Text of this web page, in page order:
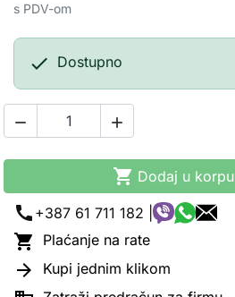
s PDV-om
 Dostupno
 
 Dodaj u korpu
call +387 61 711 182 |
 Plaćanje na rate
 Kupi jednim klikom